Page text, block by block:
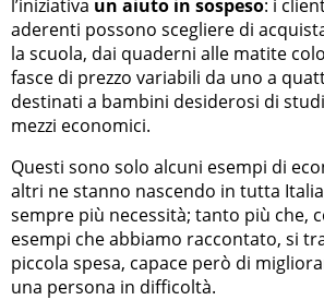
l’iniziativa un aiuto in sospeso: i
aderenti possono scegliere di
la scuola, dai quaderni alle matite
fasce di prezzo variabili da uno a
destinati a bambini desiderosi di
mezzi economici.
Questi sono solo alcuni esempi di
altri ne stanno nascendo in tutta
sempre più necessità; tanto più che,
esempi che abbiamo raccontato, si
piccola spesa, capace però di
una persona in difficoltà.